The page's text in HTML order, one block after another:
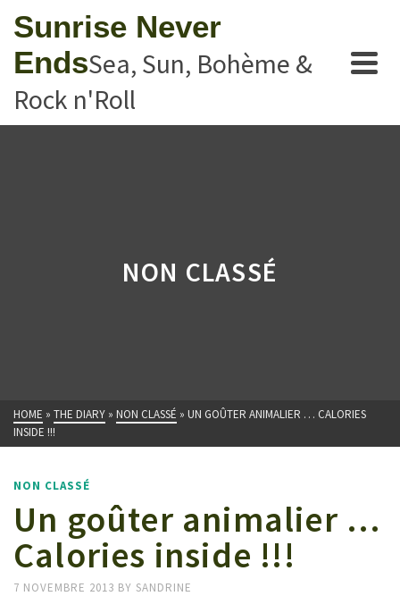
Sunrise Never
EndsSea, Sun, Bohème &
Rock n'Roll
NON CLASSÉ
HOME » THE DIARY » NON CLASSÉ » UN GOÛTER ANIMALIER … CALORIES
INSIDE !!!
NON CLASSÉ
Un goûter animalier …
Calories inside !!!
7 NOVEMBRE 2013 BY SANDRINE